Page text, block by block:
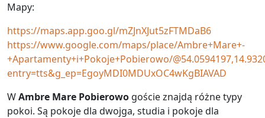
Mapy:
https://maps.app.goo.gl/mZJnXJut5zFTMDaB6
https://www.google.com/maps/place/Ambre+Mare+-
+Apartamenty+i+Pokoje+Pobierowo/
entry=tts&g_ep=EgoyMDI0MDUxOC4wKgBIAVAD
WAmbre Mare Pobierowo goście znajdą różne typy
pokoi. Są pokoje dla dwojga, studia i pokoje dla